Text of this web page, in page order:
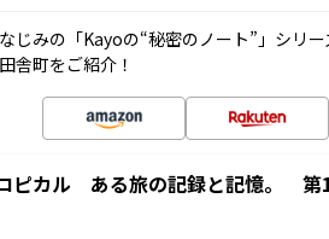
じみの「Kayoの“秘密のノート”」シリ
舎町をご紹介！
ピカル ある旅の記録と記憶。 第